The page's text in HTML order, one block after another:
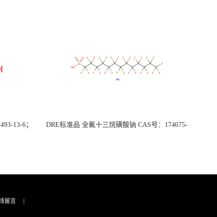
13-6；
DRE标准品 全氟十三烷磺酸钠 CAS号：174675-
留言 |